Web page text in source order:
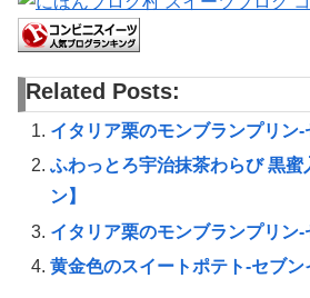
Related Posts:
イタリア栗のモンブランプリン
ふわっとろ宇治抹茶わらび 黒
ン】
イタリア栗のモンブランプリン
黄金色のスイートポテト-セブン